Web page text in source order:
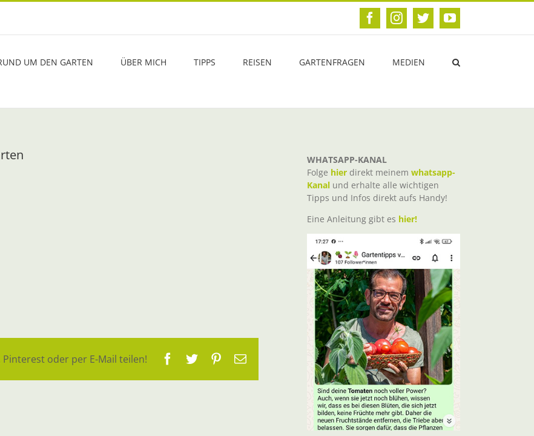
FacebookInstagram
TwitterYouTube
UM DEN GARTEN ÜBER MICH TIPPS REISEN GARTENFRAGEN MEDIEN
Pinterest oder per E-Mail teilen! Facebook
TwitterPinterest
E-
WHATSAPP-KANAL
Folge hier direkt meinem whatsapp-
Kanal und erhalte alle wichtigen
Tipps und Infos direkt aufs Handy!
Eine Anleitung gibt es hier!